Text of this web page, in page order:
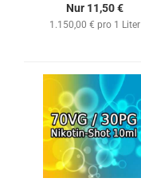
Nur 11,50 €
1.150,00 € pro 1 Liter